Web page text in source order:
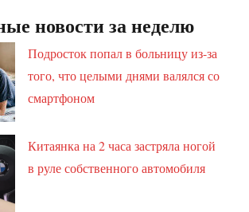
новости за неделю
Подросток попал в больницу из-за
того, что целыми днями валялся со
смартфоном
Китаянка на 2 часа застряла ногой
в руле собственного автомобиля